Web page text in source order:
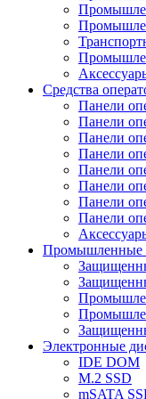
Средства
Панели
Панели
Панели
Панели
Панели
Панели
Панели
Панели
Промышленные
Электронные
IDE DOM
M.2 SSD
mSATA